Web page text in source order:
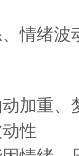
情绪
加重、
性